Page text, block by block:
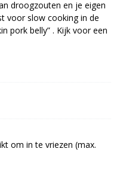
droogzouten en je eigen
voor slow cooking in de
pork belly” . Kijk voor een
om in te vriezen (max.